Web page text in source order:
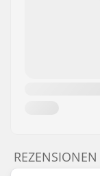
REZENSIONEN